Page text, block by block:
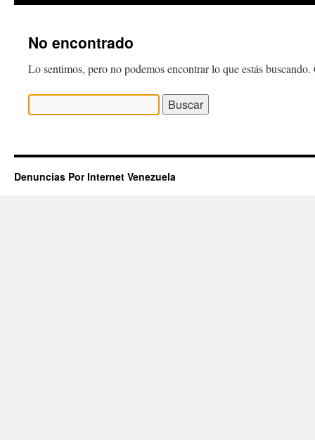
No encontrado
Lo sentimos, pero no podemos encontrar lo que estás
Denuncias Por Internet Venezuela